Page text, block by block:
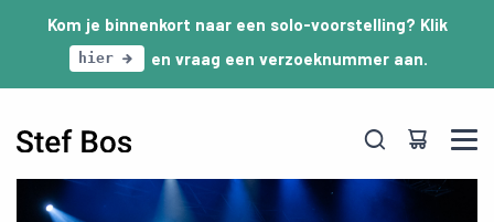
Skip to main content
Kom je binnenkort naar een solo-voorstelling? Klik
hier en vraag een verzoeknummer aan.